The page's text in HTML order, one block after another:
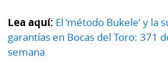
Lea aquí: El ‘método Bukele’ y la
garantías en Bocas del Toro: 371
semana